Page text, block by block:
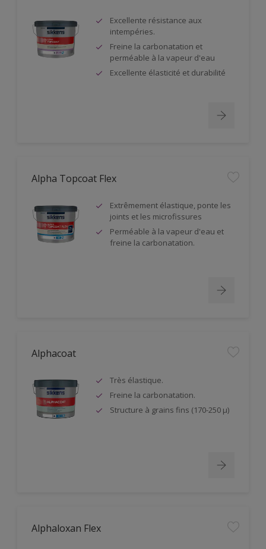
Excellente résistance aux
intempéries.
Freine la carbonatation et
perméable à la vapeur d'eau
Excellente élasticité et durabilité
Alpha Topcoat Flex
Extrêmement élastique, ponte les
joints et les microfissures
Perméable à la vapeur d'eau et
freine la carbonatation.
Alphacoat
Très élastique.
Freine la carbonatation.
Structure à grains fins (170-250 µ)
Alphaloxan Flex